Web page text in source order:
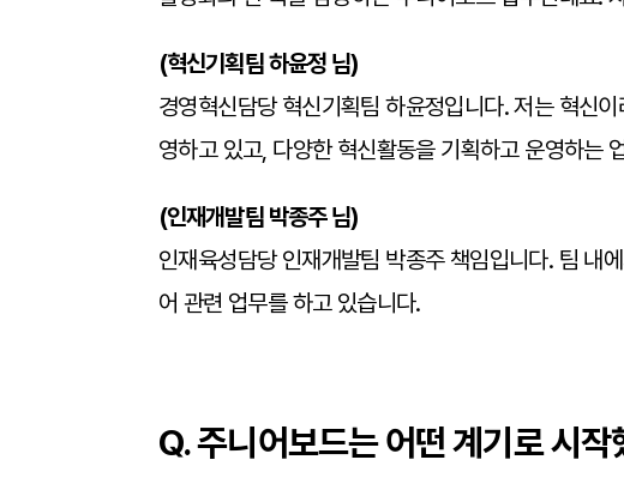
(혁신기획팀 하윤정 님)
경영혁신담당 혁신기획팀 하윤정입니다. 저는 혁신
영하고 있고, 다양한 혁신활동을 기획하고 운영하는
(인재개발팀 박종주 님)
인재육성담당 인재개발팀 박종주 책임입니다. 팀 내
어 관련 업무를 하고 있습니다.
Q. 주니어보드는 어떤 계기로 시